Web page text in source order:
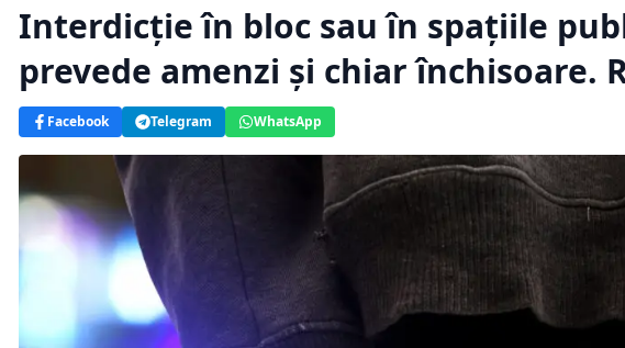
Interdicție în bloc sau în spațiile
prevede amenzi și chiar închisoare.
Facebook Telegram WhatsApp